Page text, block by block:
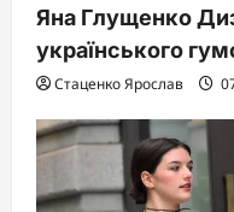
Яна Глущенко
українського
Стаценко Ярослав